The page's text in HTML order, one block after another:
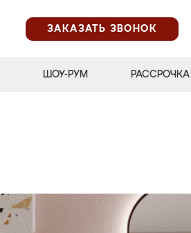
ЗАКАЗАТЬ ЗВОНОК
ШОУ-РУМ РАССРОЧКА